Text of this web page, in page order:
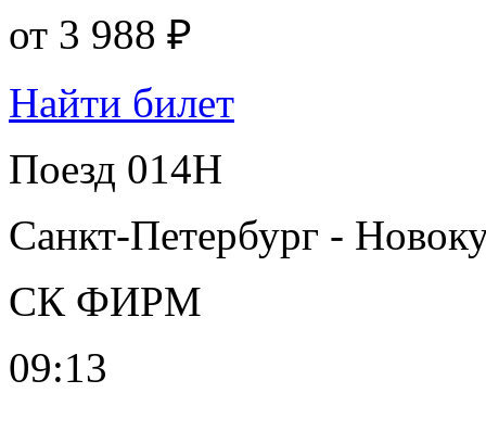
от 3 988 ₽
Найти билет
Поезд 014Н
Санкт-Петербург -
СК ФИРМ
09:13